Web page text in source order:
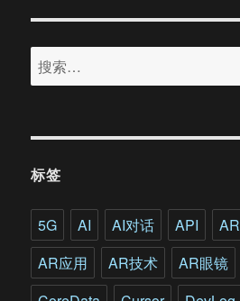
搜
索：
标签
5G AI AI对话 API AR
AR应用
AR技术 AR眼镜